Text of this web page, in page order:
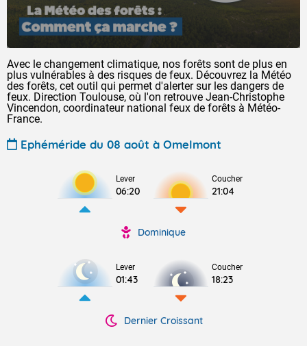
Avec le changement climatique, nos forêts sont de plus en
plus vulnérables à des risques de feux. Découvrez la Météo
des forêts, cet outil qui permet d'alerter sur les dangers de
feux. Direction Toulouse, où l'on retrouve Jean-Christophe
Vincendon, coordinateur national feux de forêts à Météo-
France.
Ephéméride du 08 août à Omelmont
Lever
06:20
Coucher
21:04
Dominique
Lever
01:43
Coucher
18:23
Dernier Croissant